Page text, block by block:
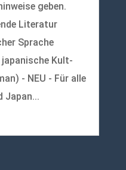
geben.
Literatur
Sprache
japanische Kult-
- NEU - Für alle
Japan...